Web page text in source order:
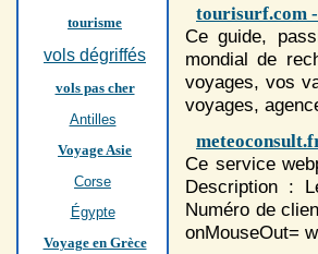
tourisme
vols dégriffés
vols pas cher
Antilles
Voyage Asie
Corse
Égypte
Voyage en Grèce
tourisurf.com
Ce guide,
mondial de
voyages, vos
voyages,
Ce service
Description :
Numéro de
onMouseOut=